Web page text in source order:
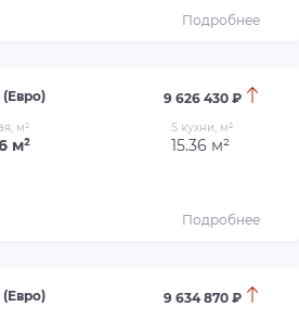
Подробнее
(Евро) 9 626 430 ₽
м²
м²
S кухни, м²
15.36 м²
Подробнее
(Евро) 9 634 870 ₽